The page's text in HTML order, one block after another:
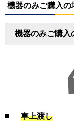
機器のみご購入の
機器のみご購入
■
車上渡し